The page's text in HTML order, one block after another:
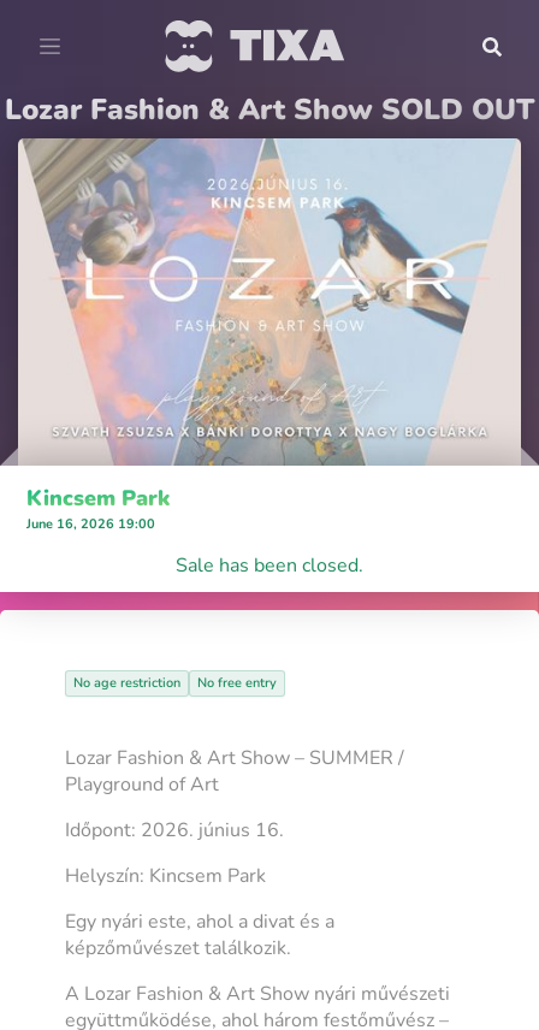
Lozar Fashion & Art Show SOLD OUT
Kincsem Park
June 16, 2026 19:00
Sale has been closed.
No age restriction No free entry
Lozar Fashion & Art Show – SUMMER /
Playground of Art
Időpont: 2026. június 16.
Helyszín: Kincsem Park
Egy nyári este, ahol a divat és a
képzőművészet találkozik.
A Lozar Fashion & Art Show nyári művészeti
együttműködése, ahol három festőművész –